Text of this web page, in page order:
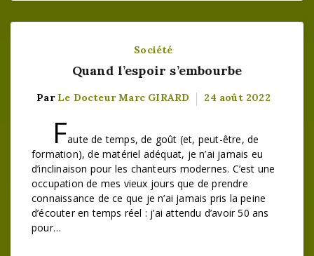
Société
Quand l’espoir s’embourbe
Par Le Docteur Marc GIRARD 24 août 2022
Faute de temps, de goût (et, peut-être, de
formation), de matériel adéquat, je n’ai jamais eu
d’inclinaison pour les chanteurs modernes. C’est une
occupation de mes vieux jours que de prendre
connaissance de ce que je n’ai jamais pris la peine
d’écouter en temps réel : j’ai attendu d’avoir 50 ans
pour…